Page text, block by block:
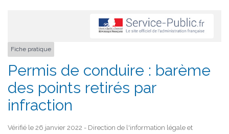
Fiche pratique
Permis de conduire : barème
des points retirés par
infraction
Vérifié le 26 janvier 2022 - Direction de l'information légale et